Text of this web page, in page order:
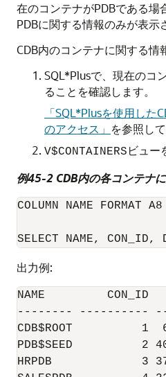
在のコンテナがPDBである場
PDBに関する情報のみが表示
CDB内のコンテナに関する情
SQL*Plusで、現在のコ
ることを確認します。
「SQL*Plusを使用した
のアクセス」 を参照し
V$CONTAINERS ビュー
例45-2 CDB内の各コンテナ
COLUMN NAME FORMAT A8
出力例:
NAME         CON_ID
-------- ----------
CDB$ROOT          1
PDB$SEED          2
HRPDB             3